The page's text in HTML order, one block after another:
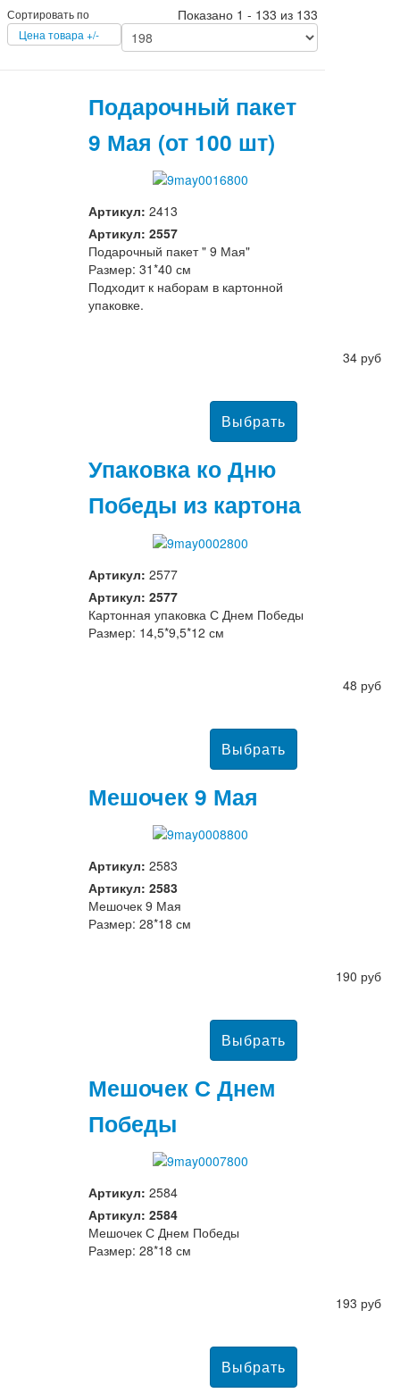
Сортировать по
Цена товара +/-
Показано 1 - 133 из 133
Подарочный пакет
9 Мая (от 100 шт)
Артикул: 2413
Артикул: 2557
Подарочный пакет " 9 Мая"
Размер: 31*40 см
Подходит к наборам в картонной
упаковке.
34 руб
Упаковка ко Дню
Победы из картона
Артикул: 2577
Артикул: 2577
Картонная упаковка С Днем Победы
Размер: 14,5*9,5*12 см
48 руб
Мешочек 9 Мая
Артикул: 2583
Артикул: 2583
Мешочек 9 Мая
Размер: 28*18 см
190 руб
Мешочек С Днем
Победы
Артикул: 2584
Артикул: 2584
Мешочек С Днем Победы
Размер: 28*18 см
193 руб